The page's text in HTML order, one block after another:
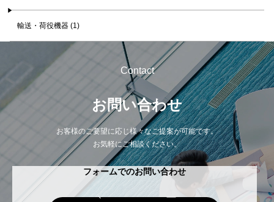
輸送・荷役機器 (1)
Contact
お問い合わせ
お客様のご要望に応じ様々なご提案が可能です。
お気軽にご相談ください。
フォームでのお問い合わせ